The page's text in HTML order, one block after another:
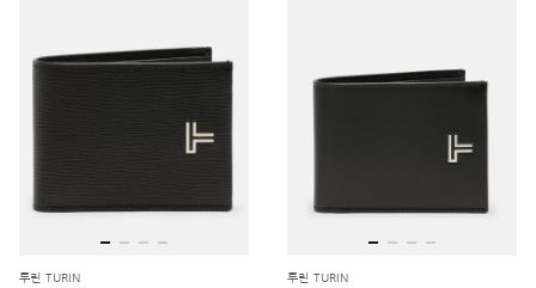
투린 TURIN 투린 TURIN